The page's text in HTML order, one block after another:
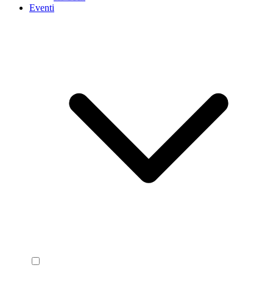
Eventi